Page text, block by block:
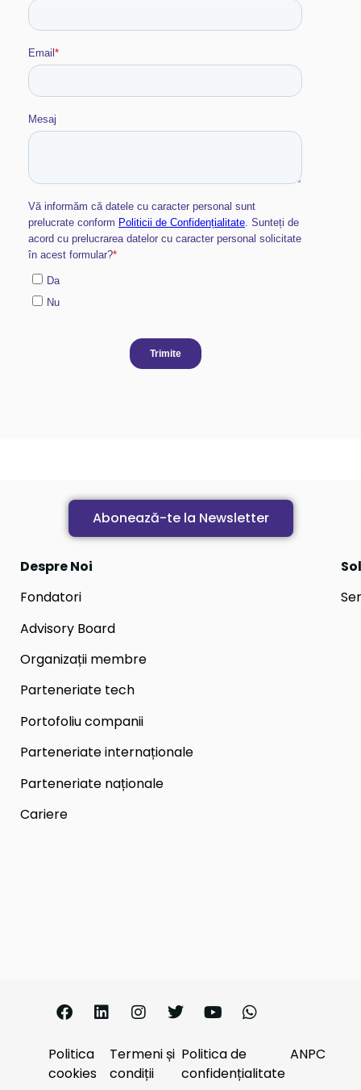
Abonează-te la Newsletter
Despre Noi
Fondatori
Advisory Board
Organizații membre
Parteneriate tech
Portofoliu companii
Parteneriate internaționale
Parteneriate naționale
Cariere
Politica
cookies
Termeni și
condiții
Politica de
confidențialitate
ANPC